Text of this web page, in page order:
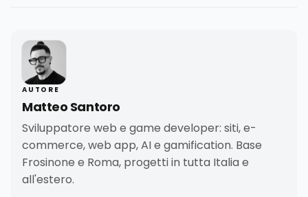
AUTORE
Matteo Santoro
Sviluppatore web e game developer: siti, e-
commerce, web app, AI e gamification. Base
Frosinone e Roma, progetti in tutta Italia e
all'estero.